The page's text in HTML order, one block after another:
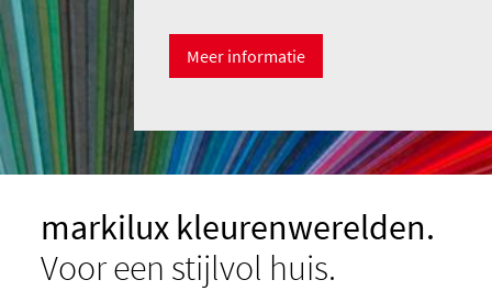
Meer informatie
markilux kleurenwerelden.
Voor een stijlvol huis.